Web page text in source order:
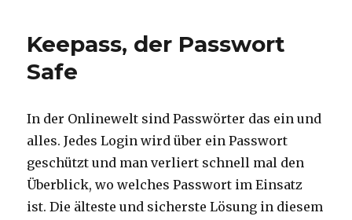
Keepass, der Passwort
Safe
In der Onlinewelt sind Passwörter das ein und
alles. Jedes Login wird über ein Passwort
geschützt und man verliert schnell mal den
Überblick, wo welches Passwort im Einsatz
ist. Die älteste und sicherste Lösung in diesem